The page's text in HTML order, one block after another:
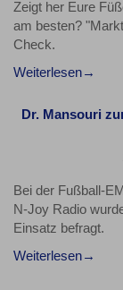
Zeigt her Eure
am besten?
Check.
Weiterlesen
Dr. Mansouri
Bei der Fußball-
N-Joy Radio
Einsatz befragt.
Weiterlesen